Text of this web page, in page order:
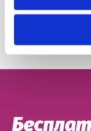
Автор: